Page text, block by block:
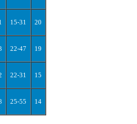
15-31 20
22-47 19
22-31 15
25-55 14